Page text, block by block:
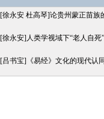
[徐永安 杜高琴]论贵州蒙正苗族
[徐永安]人类学视域下“老人自
[吕书宝]《易经》文化的现代认同